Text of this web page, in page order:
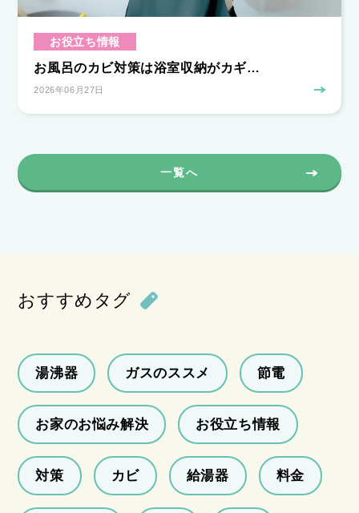
お役立ち情報
お風呂のカビ対策は浴室収納がカギ…
2026年06月27日
一覧へ
おすすめタグ
湯沸器 ガスのススメ 節電
お家のお悩み解決 お役立ち情報
対策 カビ 給湯器 料金